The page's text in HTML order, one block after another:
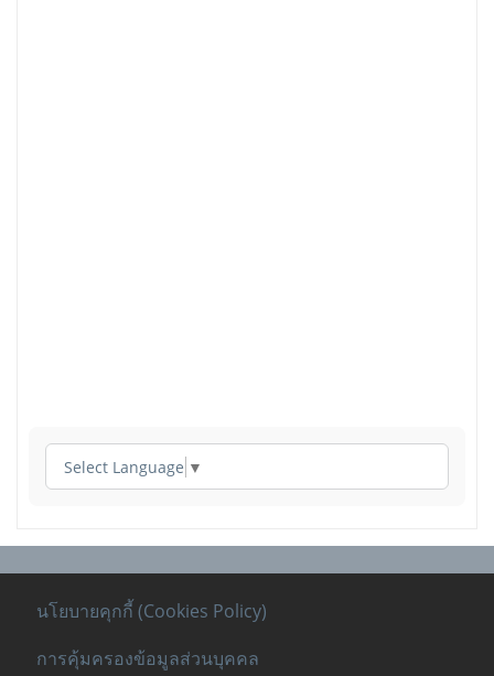
Select Language ▼
นโยบายคุกกี้ (Cookies Policy)
การคุ้มครองข้อมูลส่วนบุคคล